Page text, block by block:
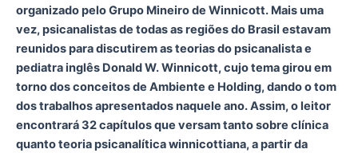
organizado pelo Grupo Mineiro de Winnicott. Mais uma
vez, psicanalistas de todas as regiões do Brasil estavam
reunidos para discutirem as teorias do psicanalista e
pediatra inglês Donald W. Winnicott, cujo tema girou em
torno dos conceitos de Ambiente e Holding, dando o tom
dos trabalhos apresentados naquele ano. Assim, o leitor
encontrará 32 capítulos que versam tanto sobre clínica
quanto teoria psicanalítica winnicottiana, a partir da